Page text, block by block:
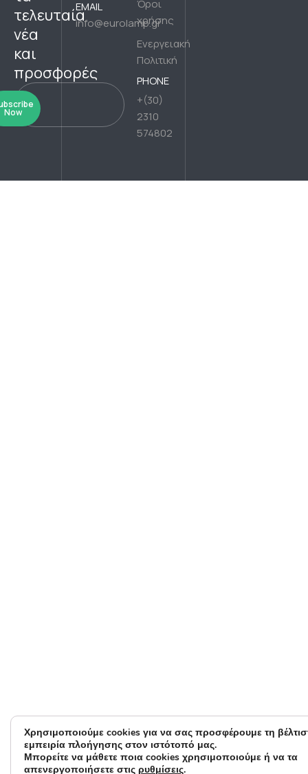
τελευταία
νέα
και
προσφορές
Now
EMAIL
info@eurolamp.gr
Όροι
χρήσης
Ενεργειακή
Πολιτική
PHONE
+(30)
2310
574802
Χρησιμοποιούμε cookies για να σας προσφέρουμε τη
εμπειρία πλοήγησης στον ιστότοπό μας.
Μπορείτε να μάθετε ποια cookies χρησιμοποιούμε ή να τα
απενεργοποιήσετε στις ρυθμίσεις.